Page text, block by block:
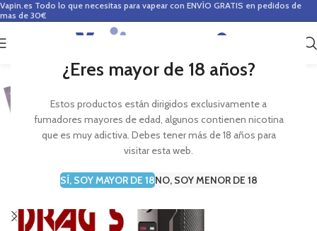
¿Eres mayor de 18 años?
Estos productos están dirigidos exclusivamente a
fumadores mayores de edad, algunos contienen nicotina
que es muy adictiva. Debes tener más de 18 años para
visitar esta web.
SÍ, SOY MAYOR DE 18NO, SOY MENOR DE 18
Vapin.es Todo lo que necesitas para vapear con ENVÍO GRATIS en pedidos de
mas de 30€
0